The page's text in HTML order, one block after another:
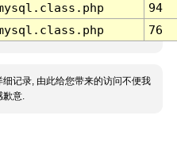
94
76
记录, 由此给您带来的访问不便我
歉意.